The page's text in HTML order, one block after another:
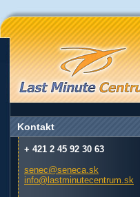
Kontakt
+ 421 2 45 92 30 63
senec@seneca.sk
info@lastminutecentrum.sk